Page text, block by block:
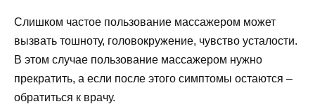
Слишком частое пользование массажером может
вызвать тошноту, головокружение, чувство усталости.
В этом случае пользование массажером нужно
прекратить, а если после этого симптомы остаются –
обратиться к врачу.